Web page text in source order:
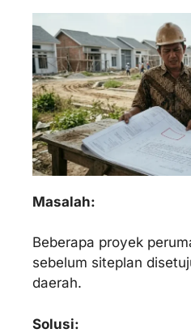
Masalah:
Beberapa proyek
sebelum siteplan
daerah.
Solusi: